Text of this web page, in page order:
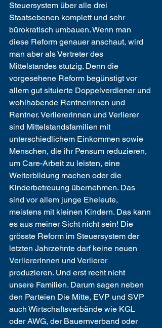
Steuersystem über alle drei
Staatsebenen komplett und sehr
bürokratisch umbauen. Wenn man
diese Reform genauer anschaut, wird
man aber als Vertreter des
Mittelstandes stutzig. Denn die
vorgesehene Reform begünstigt vor
allem gut situierte Doppelverdiener und
wohlhabende Rentnerinnen und
Rentner. Verliererinnen und Verlierer
sind Mittelstandsfamilien mit
unterschiedlichem Einkommen sowie
Menschen, die ihr Pensum reduzieren,
um Care-Arbeit zu leisten, eine
Weiterbildung machen oder die
Kinderbetreuung übernehmen. Das
sind vor allem junge Eheleute,
meistens mit kleinen Kindern. Das kann
es aus meiner Sicht nicht sein! Die
grösste Reform im Steuersystem der
letzten Jahrzehnte darf keine neuen
Verliererinnen und Verlierer
produzieren. Und erst recht nicht
unsere Familien. Darum sagen neben
den Parteien Die Mitte, EVP und SVP
auch Wirtschaftsverbände wie KGL
oder AWG, der Bauernverband oder